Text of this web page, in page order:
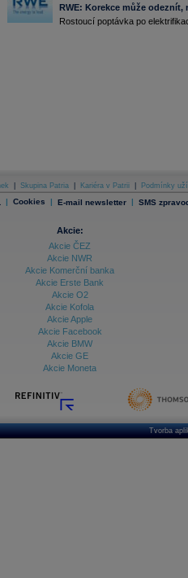
RWE: Korekce může
Rostoucí poptávka po
Skupina Patria Kariéra v Patrii Podmínky
| Cookies | E-mail newsletter | SMS
Akcie:
Akcie ČEZ
Akcie NWR
Akcie Komerční banka
Akcie Erste Bank
Akcie O2
Akcie Kofola
Akcie Apple
Akcie Facebook
Akcie BMW
Akcie GE
Akcie Moneta
Tvorba